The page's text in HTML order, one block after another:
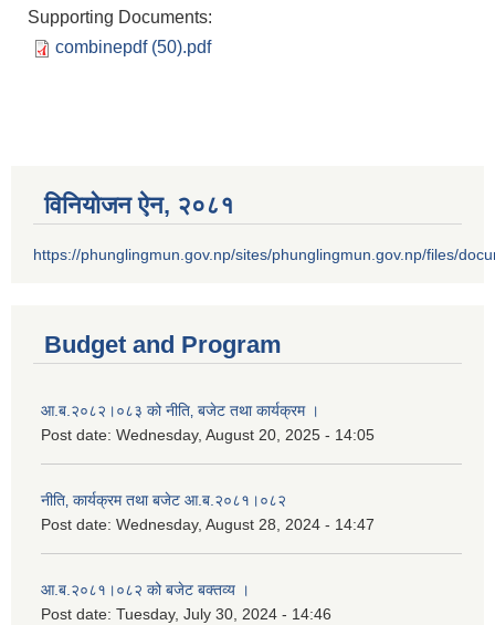
Supporting Documents:
combinepdf (50).pdf
विनियोजन ऐन‚ २०८१
https://phunglingmun.gov.np/sites/phunglingmun.gov.np/files/
Budget and Program
आ.ब.२०८२।०८३ को नीति‚ बजेट तथा कार्यक्रम ।
Post date: Wednesday, August 20, 2025 - 14:05
नीति‚ कार्यक्रम तथा बजेट आ.ब.२०८१।०८२
Post date: Wednesday, August 28, 2024 - 14:47
आ.ब.२०८१।०८२ को बजेट बक्तव्य ।
Post date: Tuesday, July 30, 2024 - 14:46